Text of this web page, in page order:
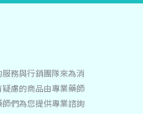
務與行銷團隊來為消
慮的商品由專業藥師
們為您提供專業諮詢